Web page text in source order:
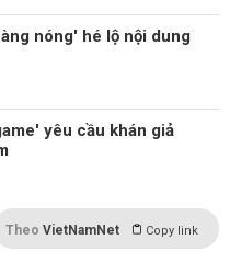
nóng' hé lộ nội dung
yêu cầu khán giả
Theo VietNamNet Copy link